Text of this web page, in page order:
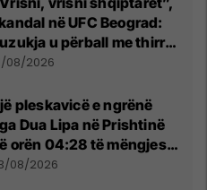
në UFC Beograd:
u përball me thirrje
shqiptare nga
08/2026
pleskavicë e ngrënë
Dua Lipa në Prishtinë
orën 04:28 të mëngjesit
bota digjitale serbe
08/2026